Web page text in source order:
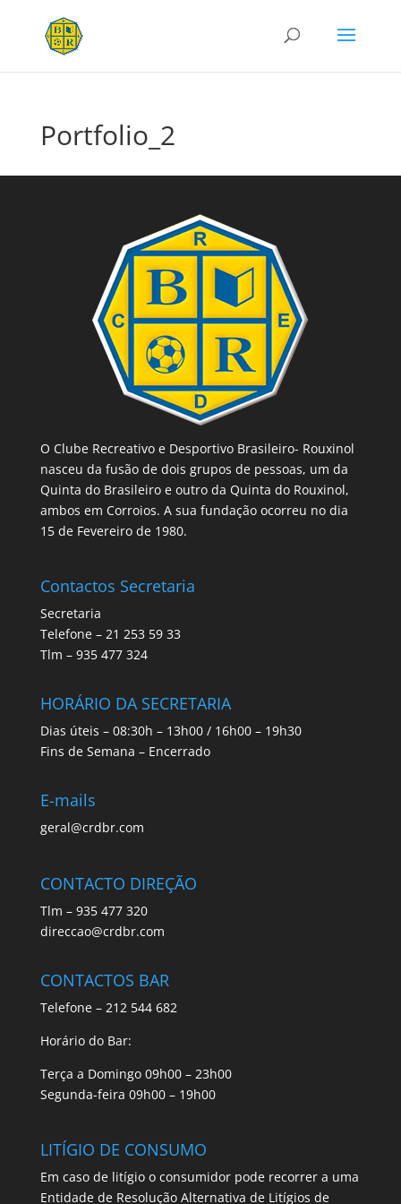
Portfolio_2
O Clube Recreativo e Desportivo Brasileiro- Rouxinol
nasceu da fusão de dois grupos de pessoas, um da
Quinta do Brasileiro e outro da Quinta do Rouxinol,
ambos em Corroios. A sua fundação ocorreu no dia
15 de Fevereiro de 1980.
Contactos Secretaria
Secretaria
Telefone – 21 253 59 33
Tlm – 935 477 324
HORÁRIO DA SECRETARIA
Dias úteis – 08:30h – 13h00 / 16h00 – 19h30
Fins de Semana – Encerrado
E-mails
geral@crdbr.com
CONTACTO DIREÇÃO
Tlm – 935 477 320
direccao@crdbr.com
CONTACTOS BAR
Telefone – 212 544 682
Horário do Bar:
Terça a Domingo 09h00 – 23h00
Segunda-feira 09h00 – 19h00
LITÍGIO DE CONSUMO
Em caso de litígio o consumidor pode recorrer a uma
Entidade de Resolução Alternativa de Litígios de